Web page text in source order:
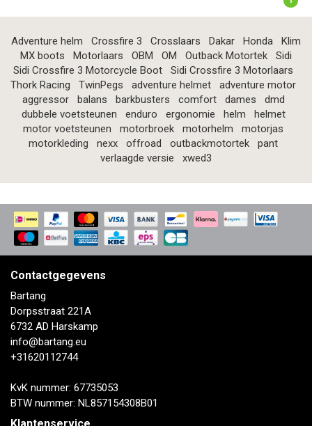
Adventure helm Crossfire 3 Crosslaars Dakar Honda
Klim
MX boots
Motorlaars OBM OM Outback Motortek
Sidi
Sidi Crossfire 3 Motorcycle Boot
Sidi Crossfire 3 Motorlaars
Thork Racing
TwinPegs adventure helmet
adventure motor
aggressor
balans barkbusters comfort dames
dmd
dubbele voetsteunen
enduro ergonomie helm
helmet
motor voetsteunen
motorbroek motorhelm
motorjas
motorkleding
nexx offroad outbackmotortek
pant
verlaagde versie
xwed3
Contactgegevens
Bartang
Dorpsstraat 221A
6732 AD Harskamp
info@bartang.eu
+31620112744
KvK nummer: 67735053
BTW nummer: NL857154308B01